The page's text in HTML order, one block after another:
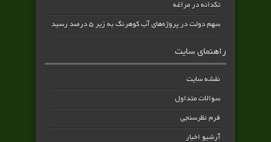
تکدانه در مراغه
سهم دولت در پروژه‌های آب کوهرنگ به زیر ۵ درصد رسید
راهنمای سایت
نقشه سایت
سوالات متداول
فرم نظرسنجی
آرشیو اخبار